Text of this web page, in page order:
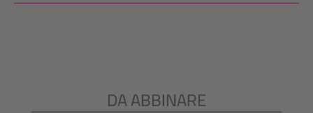
Salta la galleria dei prodotti
DA ABBINARE